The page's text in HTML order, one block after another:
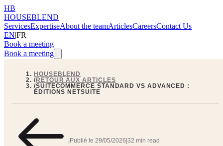
HB
HOUSEBLEND
ServicesExpertiseAbout the teamArticlesCareersContact Us
EN|FR
Book a meeting
Book a meeting
HOUSEBLEND
/RETOUR AUX ARTICLES
/SUITECOMMERCE STANDARD VS ADVANCED :
ÉDITIONS NETSUITE
Publié le 29/05/2026 32 min read